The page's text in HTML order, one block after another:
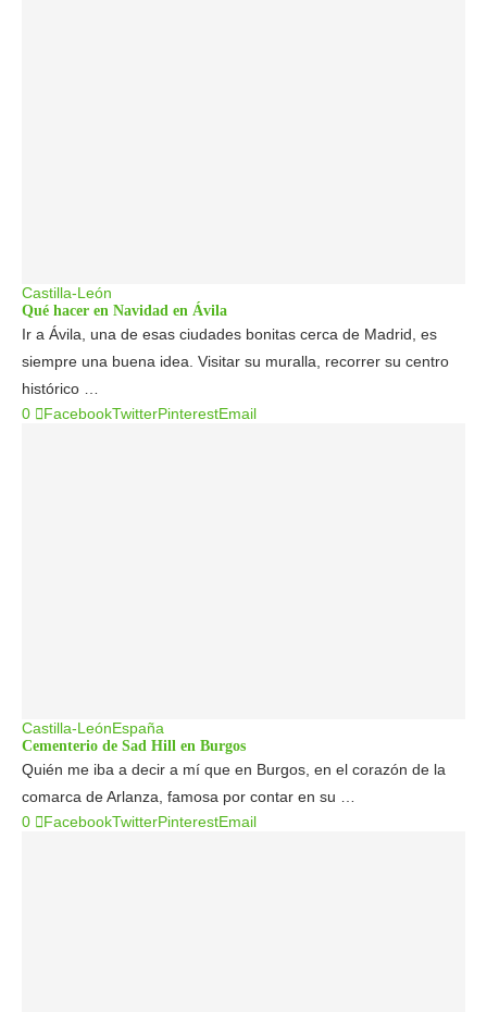
Castilla-León
Qué hacer en Navidad en Ávila
Ir a Ávila, una de esas ciudades bonitas cerca de Madrid, es
siempre una buena idea. Visitar su muralla, recorrer su centro
histórico …
0
FacebookTwitterPinterestEmail
Castilla-LeónEspaña
Cementerio de Sad Hill en Burgos
Quién me iba a decir a mí que en Burgos, en el corazón de la
comarca de Arlanza, famosa por contar en su …
0
FacebookTwitterPinterestEmail